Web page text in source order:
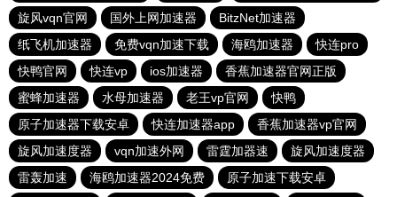
旋风vqn官网
国外上网加速器
BitzNet加速器
纸飞机加速器
免费vqn加速下载 海鸥加速器
快连pro
快鸭官网
快连vp ios加速器
香蕉加速器官网正版
蜜蜂加速器
水母加速器 老王vp官网
快鸭
原子加速器下载安卓
快连加速器app
香蕉加速器vp官网
旋风加速度器
vqn加速外网 雷霆加器速
旋风加速度器
雷轰加速
海鸥加速器2024免费 原子加速下载安卓